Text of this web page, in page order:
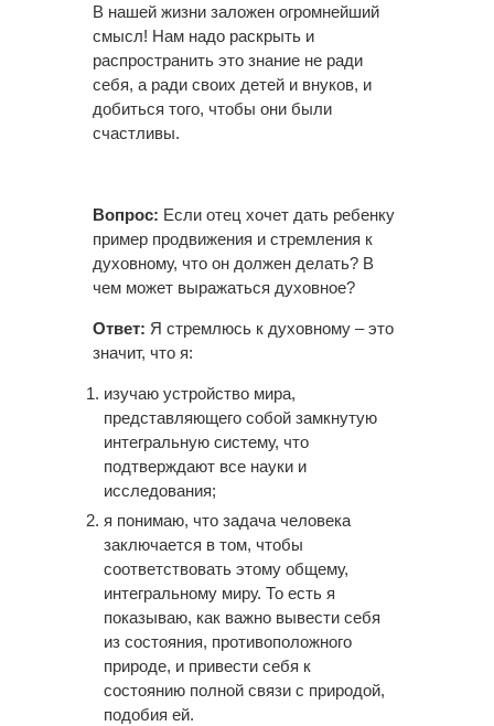
В нашей жизни заложен огромнейший
смысл! Нам надо раскрыть и
распространить это знание не ради
себя, а ради своих детей и внуков, и
добиться того, чтобы они были
счастливы.
Вопрос: Если отец хочет дать ребенку
пример продвижения и стремления к
духовному, что он должен делать? В
чем может выражаться духовное?
Ответ: Я стремлюсь к духовному – это
значит, что я:
изучаю устройство мира,
представляющего собой замкнутую
интегральную систему, что
подтверждают все науки и
исследования;
я понимаю, что задача человека
заключается в том, чтобы
соответствовать этому общему,
интегральному миру. То есть я
показываю, как важно вывести себя
из состояния, противоположного
природе, и привести себя к
состоянию полной связи с природой,
подобия ей.